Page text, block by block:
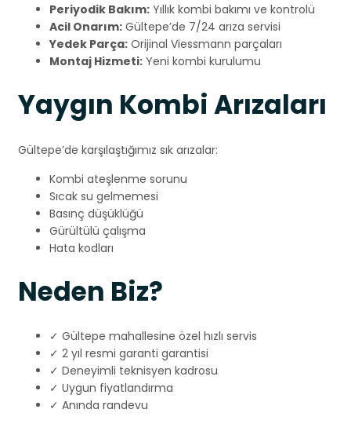
Periyodik Bakım: Yıllık kombi bakımı ve kontrolü
Acil Onarım: Gültepe’de 7/24 arıza servisi
Yedek Parça: Orijinal Viessmann parçaları
Montaj Hizmeti: Yeni kombi kurulumu
Yaygın Kombi Arızaları
Gültepe’de karşılaştığımız sık arızalar:
Kombi ateşlenme sorunu
Sıcak su gelmemesi
Basınç düşüklüğü
Gürültülü çalışma
Hata kodları
Neden Biz?
✓ Gültepe mahallesine özel hızlı servis
✓ 2 yıl resmi garanti garantisi
✓ Deneyimli teknisyen kadrosu
✓ Uygun fiyatlandırma
✓ Anında randevu